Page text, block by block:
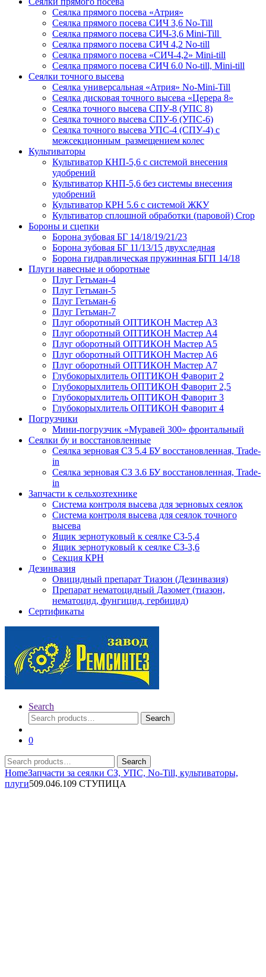
Сеялка прямого посева «Атрия»
Сеялка прямого посева СИЧ 3,6 No-Till
Сеялка прямого посева СИЧ-3,6 Mini-Till
Сеялка прямого посева СИЧ 4,2 No-till
Сеялка прямого посева «СИЧ-4,2» Mini-till
Сеялка прямого посева СИЧ 6.0 No-till, Mini-till
Сеялки точного высева
Сеялка универсальная «Атрия» No-Mini-Till
Сеялка дисковая точного высева «Церера 8»
Сеялка точного высева СПУ-8 (УПС 8)
Сеялка точного высева СПУ-6 (УПС-6)
Сеялка точного высева УПС-4 (СПУ-4) с
межсекционным размещением колес
Культиваторы
Культиватор КНП-5,6 с системой внесения
удобрений
Культиватор КНП-5,6 без системы внесения
удобрений
Культиватор КРН 5.6 с системой ЖКУ
Культиватор сплошной обработки (паровой) Crop
Бороны и сцепки
Борона зубовая БГ 14/18/19/21/23
Борона зубовая БГ 11/13/15 двухследная
Борона гидравлическая пружинная БГП 14/18
Плуги навесные и оборотные
Плуг Гетьман-4
Плуг Гетьман-5
Плуг Гетьман-6
Плуг Гетьман-7
Плуг оборотный ОПТИКОН Мастер А3
Плуг оборотный ОПТИКОН Мастер А4
Плуг оборотный ОПТИКОН Мастер А5
Плуг оборотный ОПТИКОН Мастер А6
Плуг оборотный ОПТИКОН Мастер А7
Глубокорыхлитель ОПТИКОН Фаворит 2
Глубокорыхлитель ОПТИКОН Фаворит 2,5
Глубокорыхлитель ОПТИКОН Фаворит 3
Глубокорыхлитель ОПТИКОН Фаворит 4
Погрузчики
Мини-погрузчик «Муравей 300» фронтальный
Сеялки бу и восстановленные
Сеялка зерновая СЗ 5.4 БУ восстановленная, Trade-
in
Сеялка зерновая СЗ 3.6 БУ восстановленная, Trade-
in
Запчасти к сельхозтехнике
Система контроля высева для зерновых сеялок
Система контроля высева для сеялок точного
высева
Ящик зернотуковый к сеялке СЗ-5,4
Ящик зернотуковый к сеялке СЗ-3,6
Секция КРН
Дезинвазия
Овицидный препарат Тиазон (Дезинвазия)
Препарат нематоцидный Дазомет (тиазон,
нематоцид, фунгицид, гербицид)
Сертификаты
Search
Search
for:
Search
0
Search
for:
Search
HomeЗапчасти за сеялки СЗ, УПС, No-Till, культиваторы,
плуги509.046.109 СТУПИЦА